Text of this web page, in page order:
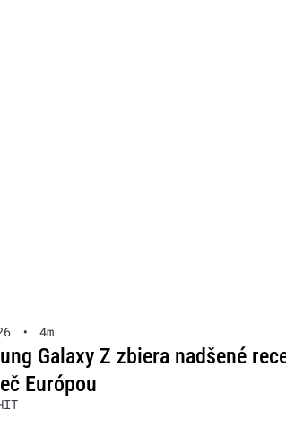
• 4m
Galaxy Z zbiera nadšené
Európou